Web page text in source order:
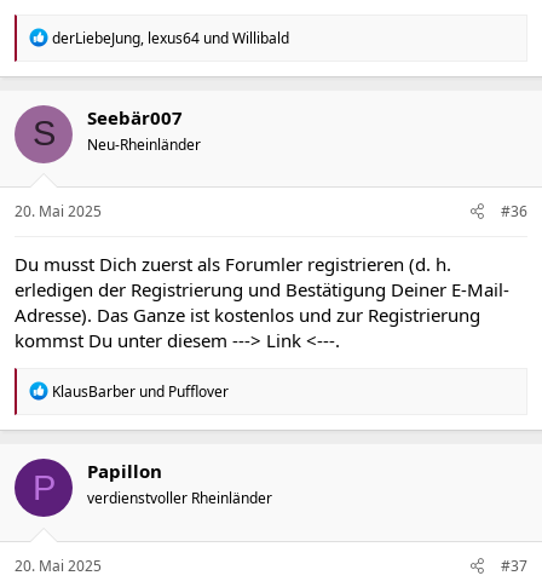
R
a
t
i
e
n
derLiebeJung, lexus64 undWillibald
S Seebär007
Neu-Rheinländer
20. Mai 2025 #36
Du musst Dich zuerst als Forumler registrieren (d. h.
erledigen der Registrierung und Bestätigung Deiner E-Mail-
Adresse). Das Ganze ist kostenlos und zur Registrierung
kommst Du unter diesem ---> Link <---.
R
a
t
i
e
n
KlausBarber und Pufflover
P Papillon
verdienstvoller Rheinländer
20. Mai 2025 #37